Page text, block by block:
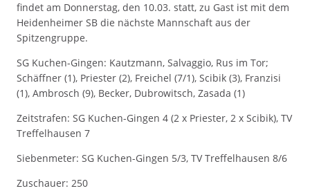
findet am Donnerstag, den 10.03. statt, zu Gast ist mit dem
Heidenheimer SB die nächste Mannschaft aus der
Spitzengruppe.
SG Kuchen-Gingen: Kautzmann, Salvaggio, Rus im Tor;
Schäffner (1), Priester (2), Freichel (7/1), Scibik (3), Franzisi
(1), Ambrosch (9), Becker, Dubrowitsch, Zasada (1)
Zeitstrafen: SG Kuchen-Gingen 4 (2 x Priester, 2 x Scibik), TV
Treffelhausen 7
Siebenmeter: SG Kuchen-Gingen 5/3, TV Treffelhausen 8/6
Zuschauer: 250